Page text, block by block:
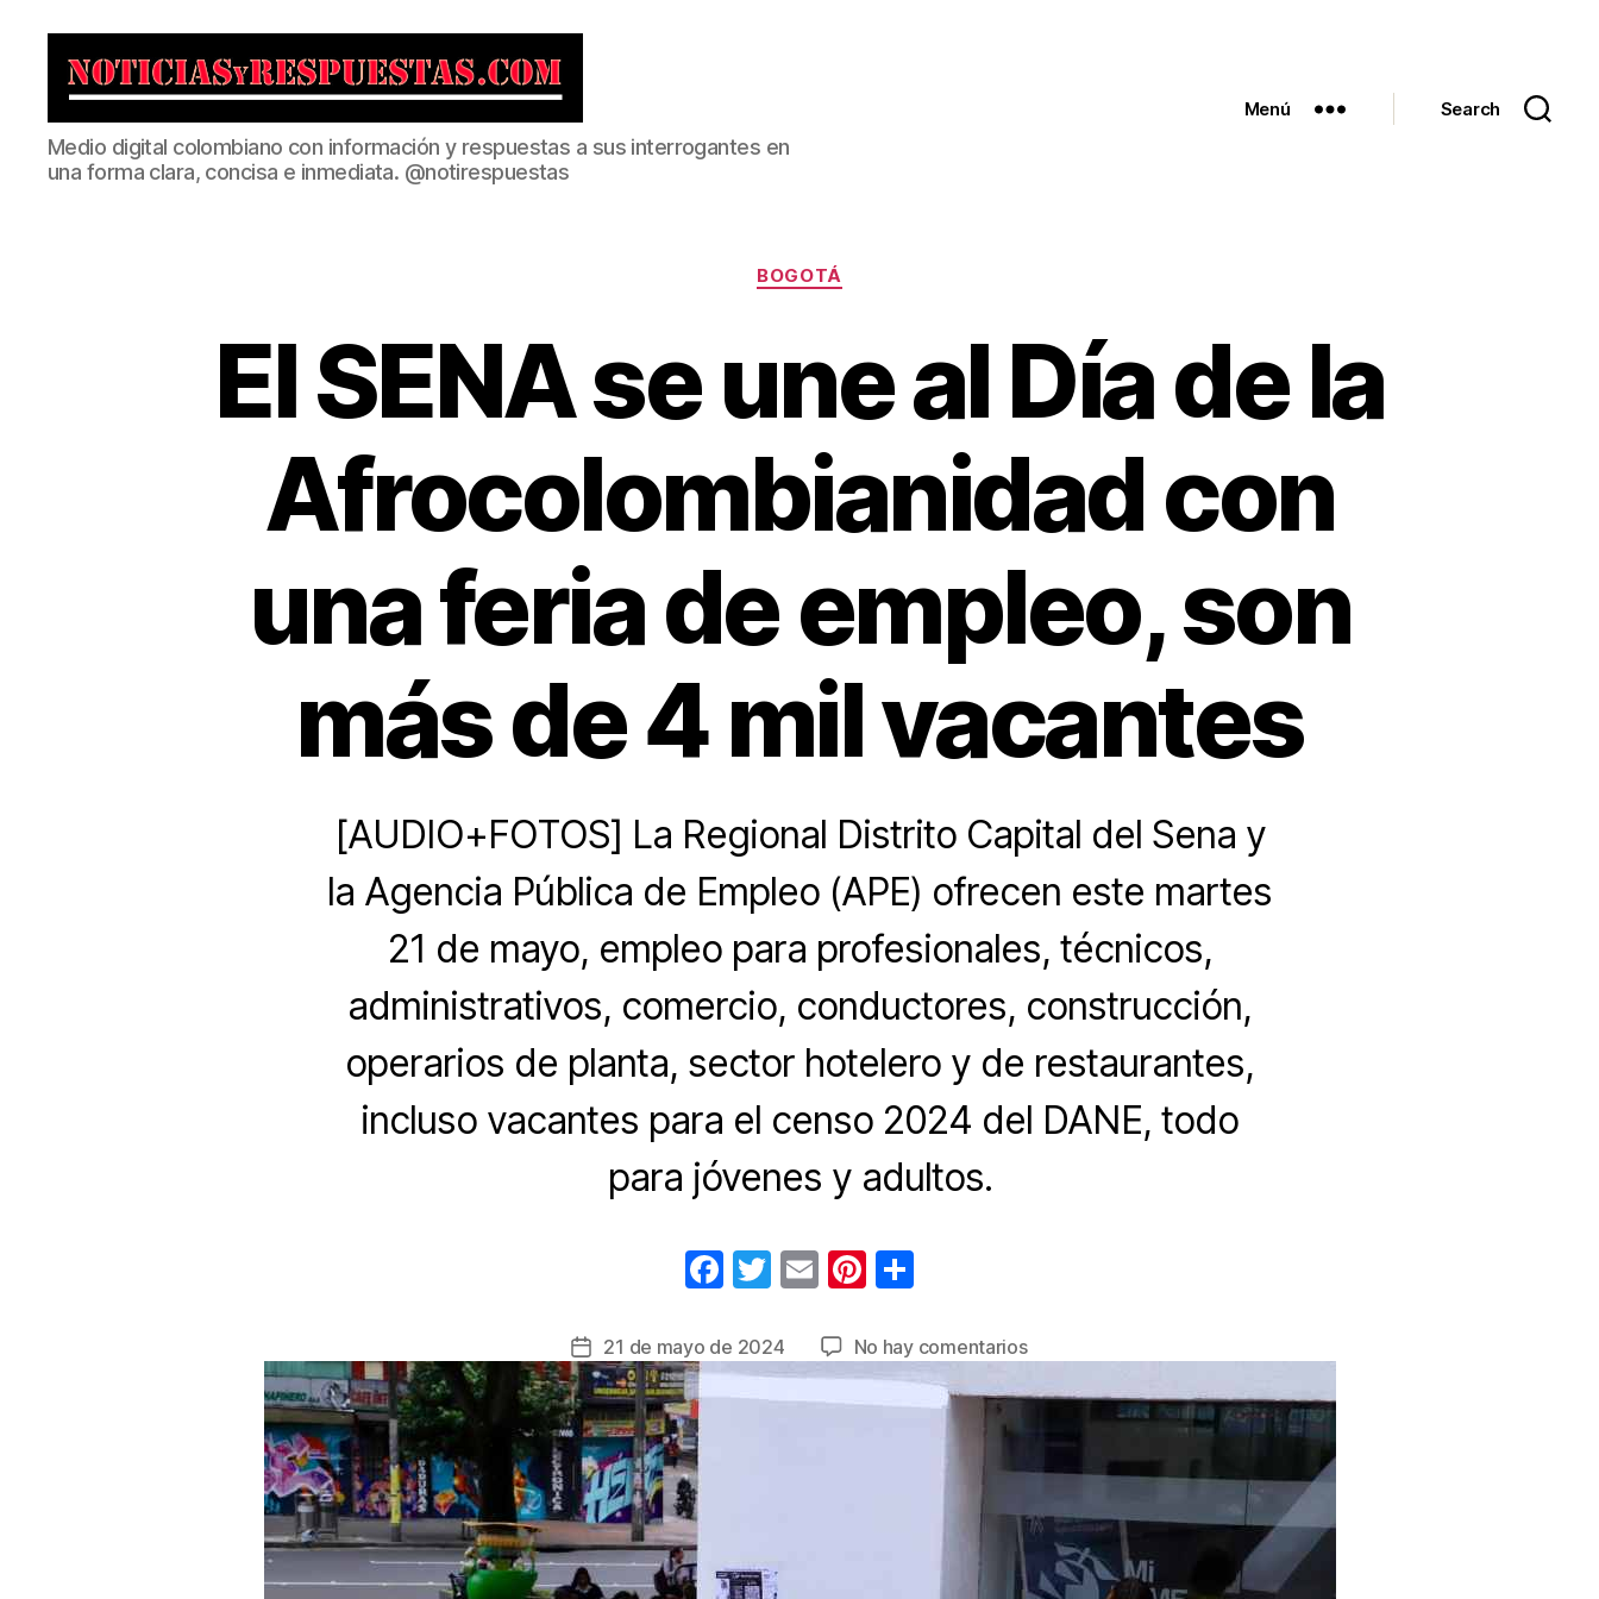
Noticias
y
Respuestas
Medio digital colombiano con información y respuestas a sus interrogantes en
una forma clara, concisa e inmediata. @notirespuestas
Menú Search
Categorías
BOGOTÁ
El SENA se une al Día de la
Afrocolombianidad con
una feria de empleo, son
más de 4 mil vacantes
[AUDIO+FOTOS] La Regional Distrito Capital del Sena y
la Agencia Pública de Empleo (APE) ofrecen este martes
21 de mayo, empleo para profesionales, técnicos,
administrativos, comercio, conductores, construcción,
operarios de planta, sector hotelero y de restaurantes,
incluso vacantes para el censo 2024 del DANE, todo
para jóvenes y adultos.
F
c
e
T
tt
er
E
ail
Pi
er
e
m
p
ar
Fecha
de
la
entrada
21 de mayo de 2024 No hay comentariosen
SENA
Día
la